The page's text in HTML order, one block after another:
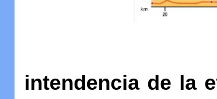
intendencia de la